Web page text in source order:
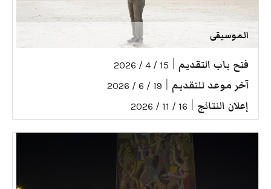
الموسيقى
فتح باب التقديم 15 / 4 / 2026
آخر موعد للتقديم 19 / 6 / 2026
إعلان النتائج 16 / 11 / 2026